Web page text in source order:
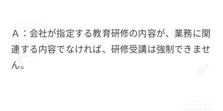
Ａ：会社が指定する教育研修の内容が、業務に関
連する内容でなければ、研修受講は強制できませ
ん。